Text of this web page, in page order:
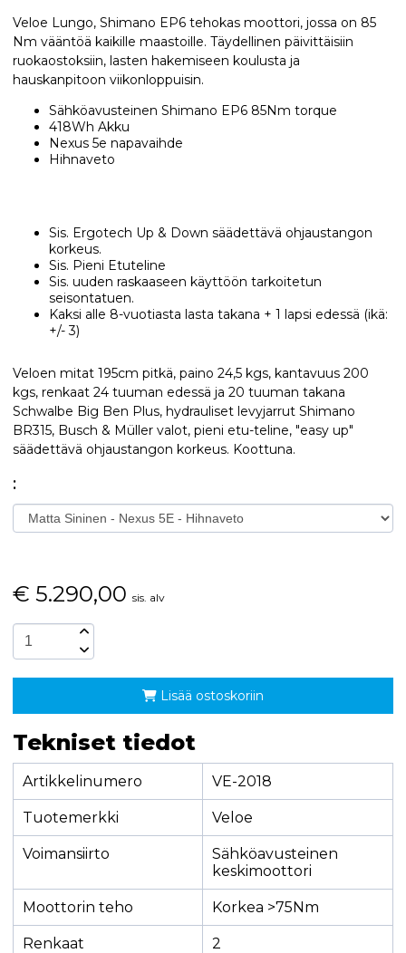
Veloe Lungo, Shimano EP6 tehokas moottori, jossa on 85
Nm vääntöä kaikille maastoille. Täydellinen päivittäisiin
ruokaostoksiin, lasten hakemiseen koulusta ja
hauskanpitoon viikonloppuisin.
Sähköavusteinen Shimano EP6 85Nm torque
418Wh Akku
Nexus 5e napavaihde
Hihnaveto
Sis. Ergotech Up & Down säädettävä ohjaustangon
korkeus.
Sis. Pieni Etuteline
Sis. uuden raskaaseen käyttöön tarkoitetun
seisontatuen.
Kaksi alle 8-vuotiasta lasta takana + 1 lapsi edessä (ikä:
+/- 3)
Veloen mitat 195cm pitkä, paino 24,5 kgs, kantavuus 200
kgs, renkaat 24 tuuman edessä ja 20 tuuman takana
Schwalbe Big Ben Plus, hydrauliset levyjarrut Shimano
BR315, Busch & Müller valot, pieni etu-teline, "easy up"
säädettävä ohjaustangon korkeus. Koottuna.
:
€ 5.290,00 sis. alv
Lisää ostoskoriin
Tekniset tiedot
Artikkelinumero VE-2018
Tuotemerkki Veloe
Voimansiirto
Sähköavusteinen
keskimoottori
Moottorin teho Korkea >75Nm
Renkaat 2